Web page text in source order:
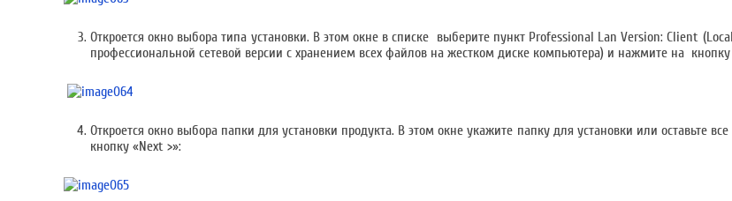
Откроется окно выбора типа установки. В этом окне в списке выберите пункт Professional Lan Version: Client
профессиональной сетевой версии с хранением всех файлов на жестком диске компьютера) и нажмите на кнопку
Откроется окно выбора папки для установки продукта. В этом окне укажите папку для установки или оставьте
кнопку «Next >»: